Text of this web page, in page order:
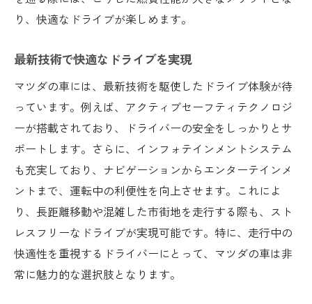
三重県でのマツダ売れ筋モデルとは？その背景
モデル選びで見落とせないポイント
消費者が求める機能と特徴
モデル別の満足度と期待
背景にあるマーケットの動向
り、快適なドライブが楽しめます。
最新技術で快適なドライブを実現
マツダの車には、最新技術を駆使したドライブ体験が待
っています。例えば、アクティブセーフティテクノロジ
ーが搭載されており、ドライバーの安全をしっかりとサ
ポートします。さらに、インフォテインメントシステム
も充実しており、ナビゲーションからエンターテインメ
ントまで、運転中の利便性を向上させます。これによ
り、長距離移動や混雑した市街地を走行する際も、スト
レスフリーなドライブが実現可能です。特に、走行中の
快適性を重視するドライバーにとって、マツダの車は非
常に魅力的な選択肢となります。